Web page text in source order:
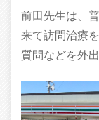
前田先生は、
来て訪問治療
質問などを外